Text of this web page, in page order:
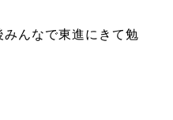
んなで東進にきて勉